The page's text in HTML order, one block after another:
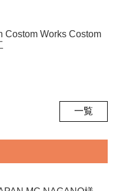
Costom Works Costom
一覧